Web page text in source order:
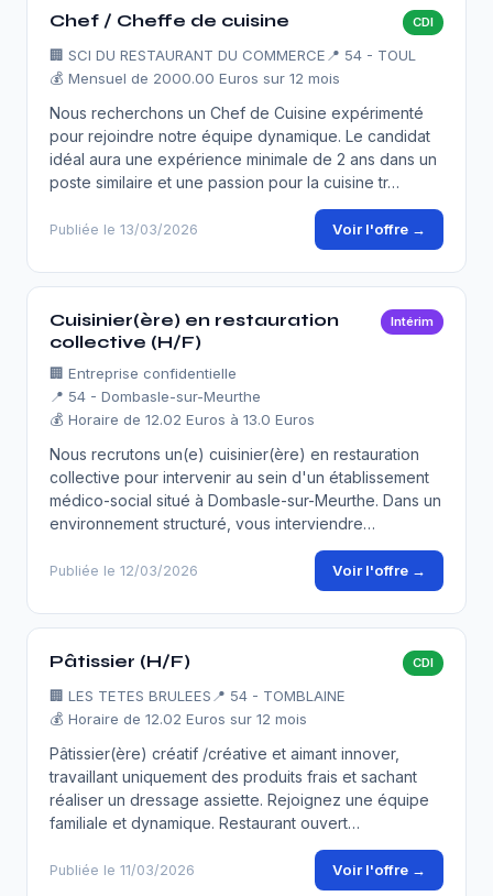
Chef / Cheffe de cuisine CDI
🏢 SCI DU RESTAURANT DU COMMERCE 📍 54 - TOUL
💰 Mensuel de 2000.00 Euros sur 12 mois
Nous recherchons un Chef de Cuisine expérimenté
pour rejoindre notre équipe dynamique. Le candidat
idéal aura une expérience minimale de 2 ans dans un
poste similaire et une passion pour la cuisine tr…
Publiée le 13/03/2026 Voir l'offre →
Cuisinier(ère) en restauration
collective (H/F)
Intérim
🏢 Entreprise confidentielle
📍 54 - Dombasle-sur-Meurthe
💰 Horaire de 12.02 Euros à 13.0 Euros
Nous recrutons un(e) cuisinier(ère) en restauration
collective pour intervenir au sein d'un établissement
médico-social situé à Dombasle-sur-Meurthe. Dans un
environnement structuré, vous interviendre…
Publiée le 12/03/2026 Voir l'offre →
Pâtissier (H/F) CDI
🏢 LES TETES BRULEES 📍 54 - TOMBLAINE
💰 Horaire de 12.02 Euros sur 12 mois
Pâtissier(ère) créatif /créative et aimant innover,
travaillant uniquement des produits frais et sachant
réaliser un dressage assiette. Rejoignez une équipe
familiale et dynamique. Restaurant ouvert…
Publiée le 11/03/2026 Voir l'offre →